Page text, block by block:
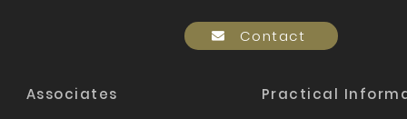
Contact
Associates Practical